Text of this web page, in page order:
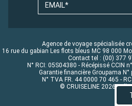
EMAIL*
Agence de voyage spécialisée
16 rue du gabian Les flots bleus MC 98 000
Contact tel : (00) 377
N° RCI: 05S04380 - Récépissé CCIN
Garantie financière Groupama
N° TVA FR. 44 0000 70 465 -
© CRUISELINE 2026 - all